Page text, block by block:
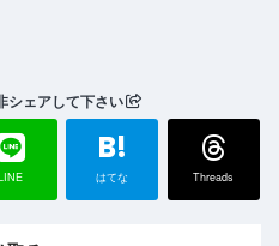
シェアして下さい
B!
はてな Threads